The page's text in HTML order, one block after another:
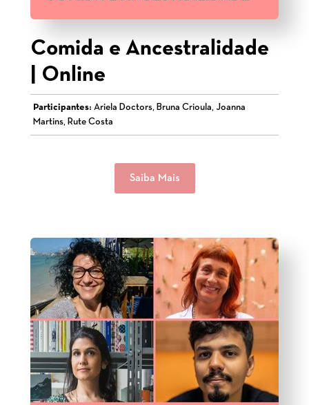
Comida e Ancestralidade
| Online
Participantes: Ariela Doctors, Bruna Crioula, Joanna
Martins, Rute Costa
Saiba Mais